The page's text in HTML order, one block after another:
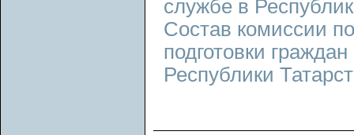
службе в
Состав комиссии
подготовки
Республики